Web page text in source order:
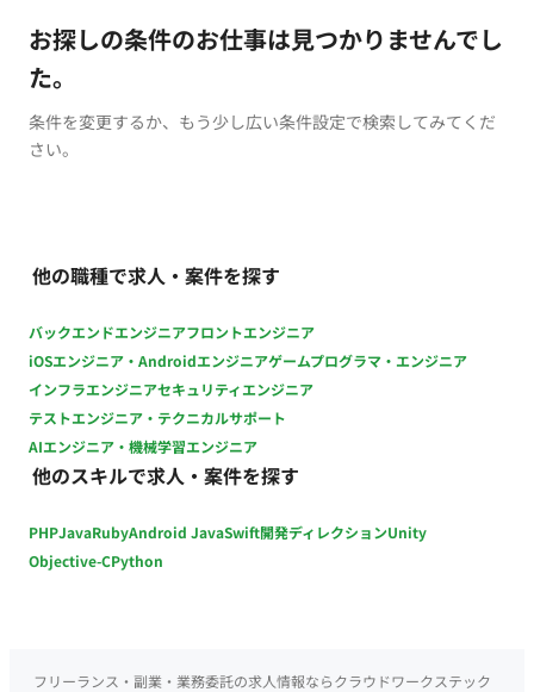
お探しの条件のお仕事は見つかりませんでし
た。
条件を変更するか、もう少し広い条件設定で検索してみてくだ
さい。
他の職種で求人・案件を探す
バックエンドエンジニアフロントエンジニア
iOSエンジニア・Androidエンジニアゲームプログラマ・エンジニア
インフラエンジニアセキュリティエンジニア
テストエンジニア・テクニカルサポート
AIエンジニア・機械学習エンジニア
他のスキルで求人・案件を探す
PHPJavaRubyAndroid JavaSwift開発ディレクションUnity
Objective-CPython
フリーランス・副業・業務委託の求人情報ならクラウドワークステック